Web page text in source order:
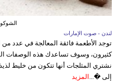
لندن - صوت الإمارات
توجد الأطعمة فائقة المعالجة في عدد
كثيرون، وسوف تساعدك هذه الوصفات
نشتري المثلجات أنها تتكون من خليط
إلى �...
المزيد